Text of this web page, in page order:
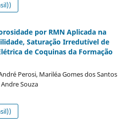
por RMN Aplicada na
Saturação Irredutível de
de Coquinas da Formação
Perosi, Mariléa Gomes dos Santos
Souza